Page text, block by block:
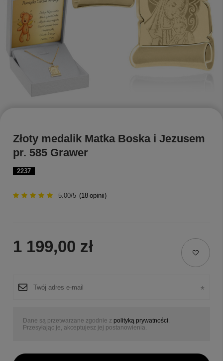
2237
Złoty medalik Matka Boska i Jezusem
pr. 585 Grawer
5.00/5 (18 opinii)
1 199,00 zł
Dane są przetwarzane zgodnie z polityką prywatności
Przesyłając je, akceptujesz jej postanowienia.